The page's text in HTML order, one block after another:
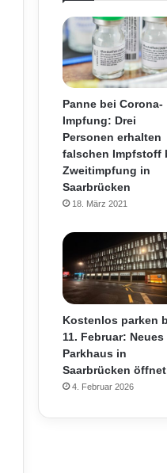
Panne bei Corona-
Impfung: Drei
Personen erhalten
falschen Impfstoff
Zweitimpfung in
Saarbrücken
18. März 2021
Kostenlos parken
11. Februar: Neues
Parkhaus in
Saarbrücken öffnet
4. Februar 2026